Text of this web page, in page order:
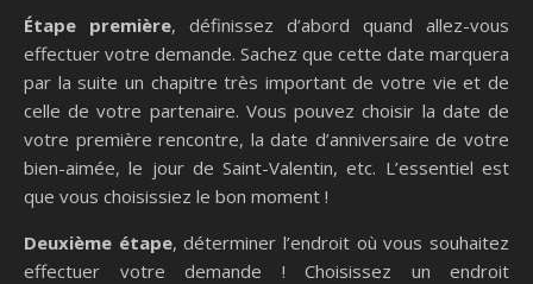
Étape première, définissez d’abord quand allez-vous
effectuer votre demande. Sachez que cette date marquera
par la suite un chapitre très important de votre vie et de
celle de votre partenaire. Vous pouvez choisir la date de
votre première rencontre, la date d’anniversaire de votre
bien-aimée, le jour de Saint-Valentin, etc. L’essentiel est
que vous choisissiez le bon moment !
Deuxième étape, déterminer l’endroit où vous souhaitez
effectuer votre demande ! Choisissez un endroit